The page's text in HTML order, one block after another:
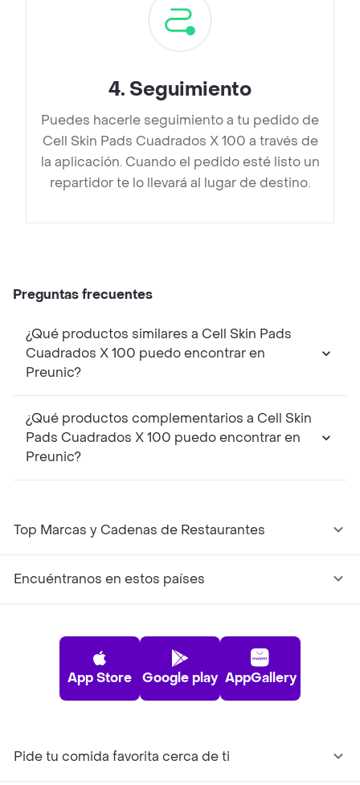
4. Seguimiento
Puedes hacerle seguimiento a tu pedido de
Cell Skin Pads Cuadrados X 100 a través de
la aplicación. Cuando el pedido esté listo un
repartidor te lo llevará al lugar de destino.
Preguntas frecuentes
¿Qué productos similares a Cell Skin Pads
Cuadrados X 100 puedo encontrar en
Preunic?
¿Qué productos complementarios a Cell Skin
Pads Cuadrados X 100 puedo encontrar en
Preunic?
Top Marcas y Cadenas de Restaurantes
Encuéntranos en estos países
App Store Google play AppGallery
Pide tu comida favorita cerca de ti